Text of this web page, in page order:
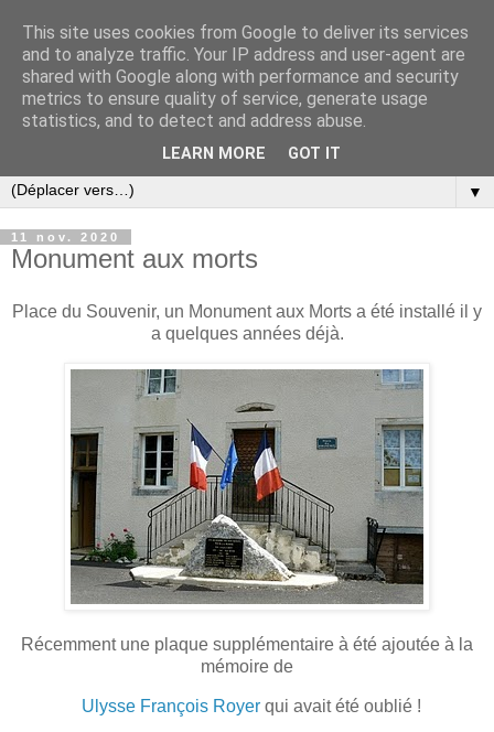
▼
11 nov. 2020
Monument aux morts
Place du Souvenir, un Monument aux Morts a été installé il y
a quelques années déjà.
Récemment une plaque supplémentaire à été ajoutée à la
mémoire de
Ulysse François Royer qui avait été oublié !
This site uses cookies from Google to deliver its services
and to analyze traffic. Your IP address and user-agent are
shared with Google along with performance and security
metrics to ensure quality of service, generate usage
statistics, and to detect and address abuse.
LEARN MORE GOT IT